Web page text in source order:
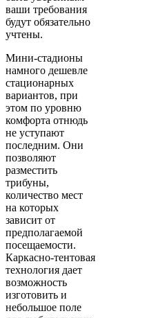
ваши требования
будут обязательно
учтены.
Мини-стадионы
намного дешевле
стационарных
вариантов, при
этом по уровню
комфорта отнюдь
не уступают
последним. Они
позволяют
разместить
трибуны,
количество мест
на которых
зависит от
предполагаемой
посещаемости.
Каркасно-тентовая
технология дает
возможность
изготовить и
небольшое поле